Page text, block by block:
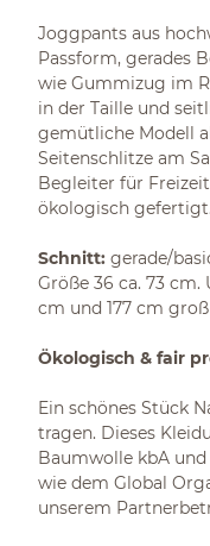
Joggpants aus
Passform, gerades
wie Gummizug im
in der Taille und
gemütliche Modell
Seitenschlitze am
Begleiter für
ökologisch gefertigt.
Schnitt: gerade/
Größe 36 ca. 73 cm.
cm und 177 cm
Ökologisch & fair
Ein schönes Stück
tragen. Dieses
Baumwolle kbA
wie dem Global
unserem